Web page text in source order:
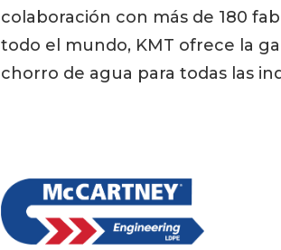
colaboración con más de 180
todo el mundo, KMT ofrece la
chorro de agua para todas las